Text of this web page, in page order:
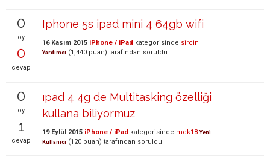
0
oy
0
cevap
Iphone 5s ipad mini 4 64gb wifi
16 Kasım 2015 iPhone / iPad kategorisinde sircin
Yardımcı (1,440 puan) tarafından soruldu
0
oy
1
cevap
ıpad 4 4g de Multitasking özelliği
kullana biliyormuz
19 Eylül 2015 iPhone / iPad kategorisinde mck18 Yeni
Kullanıcı (120 puan) tarafından soruldu